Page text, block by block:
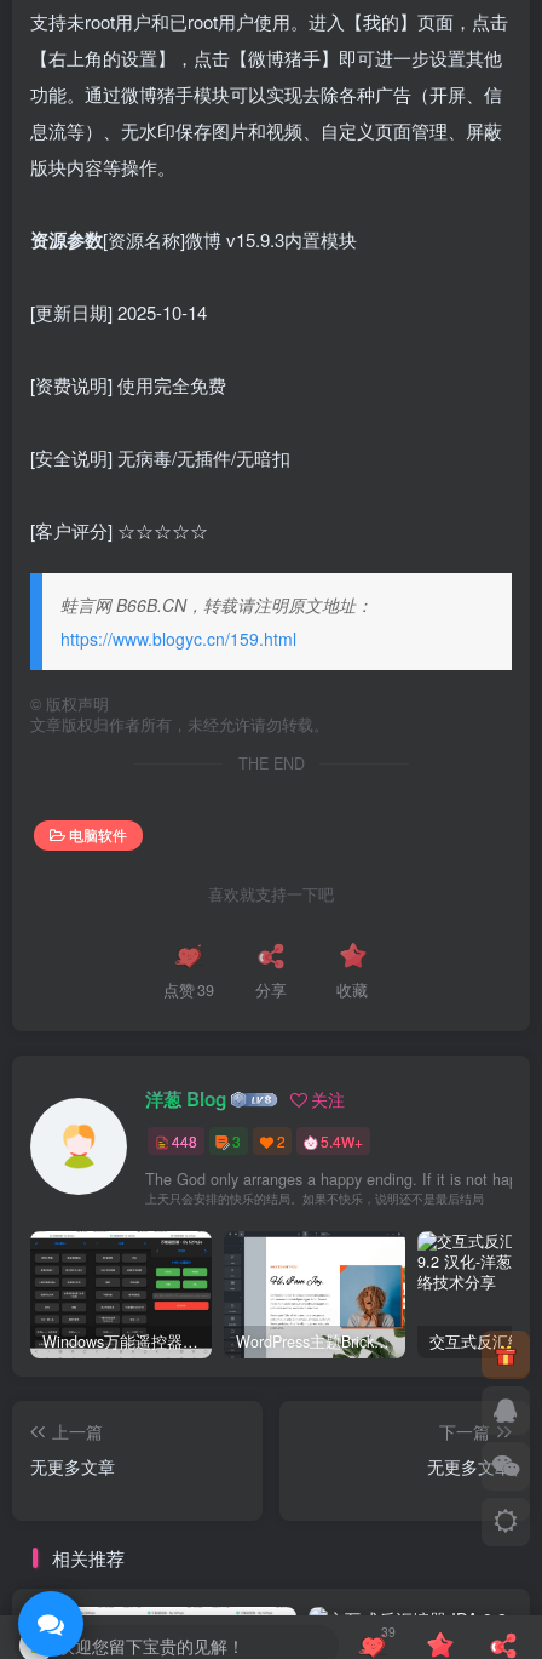
支持未root用户和已root用户使用。进入【我的】页面，点击
【右上角的设置】，点击【微博猪手】即可进一步设置其他
功能。通过微博猪手模块可以实现去除各种广告（开屏、信
息流等）、无水印保存图片和视频、自定义页面管理、屏蔽
版块内容等操作。
资源参数[资源名称]微博 v15.9.3内置模块
[更新日期] 2025-10-14
[资费说明] 使用完全免费
[安全说明] 无病毒/无插件/无暗扣
[客户评分] ☆☆☆☆☆
蛙言网 B66B.CN，转载请注明原文地址：
https://www.blogyc.cn/159.html
© 版权声明
文章版权归作者所有，未经允许请勿转载。
THE END
电脑软件
喜欢就支持一下吧
点赞39 分享 收藏
洋葱 Blog 关注
448 3 2 5.4W+
The God only arranges a happy ending. If it is not
上天只会安排的快乐的结局。如果不快乐，说明还不是最后结局
Windows万能遥控器 V0.1 WordPress主题Bricks v1.9 破解版
上一篇
无更多文章
下一篇
无更多文章
相关推荐
欢迎您留下宝贵的见解！
39